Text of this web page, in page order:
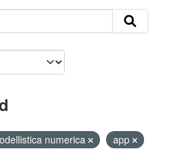
numerica
app